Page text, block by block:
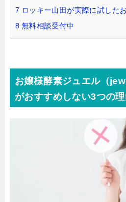
7 ロッキー山田が実際に試した
8 無料相談受付中
お嬢様酵素ジュエル（
がおすすめしない3つの